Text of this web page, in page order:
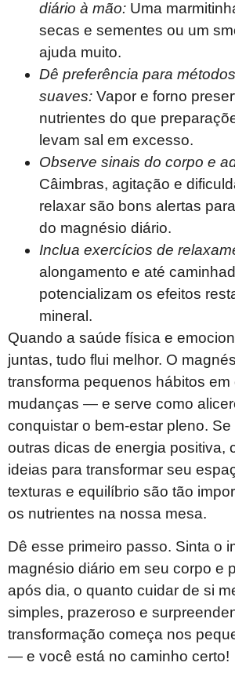
diário à mão: Uma
secas e sementes ou um
ajuda muito.
Dê preferência para
suaves: Vapor e forno
nutrientes do que
levam sal em excesso.
Observe sinais do corpo e
Câimbras, agitação e
relaxar são bons alertas
do magnésio diário.
Inclua exercícios de
alongamento e até
potencializam os efeitos
mineral.
Quando a saúde física e
juntas, tudo flui melhor. O
transforma pequenos hábitos em
mudanças — e serve como
conquistar o bem-estar pleno.
outras dicas de energia positiva,
ideias para transformar seu
texturas e equilíbrio são tão
os nutrientes na nossa mesa.
Dê esse primeiro passo. Sinta o
magnésio diário em seu corpo e
após dia, o quanto cuidar de si
simples, prazeroso e
transformação começa nos
— e você está no caminho certo!